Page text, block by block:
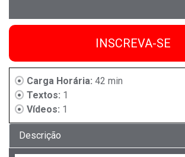
Descrição
INSCREVA-SE
Carga Horária: 42 min
Textos: 1
Vídeos: 1